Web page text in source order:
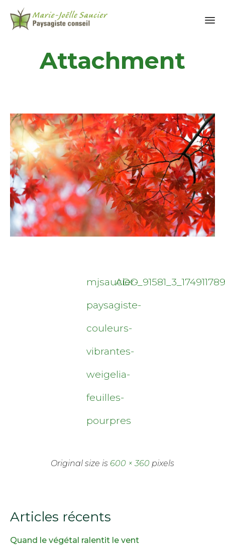
Attachment
mjsaucier-
paysagiste-
couleurs-
vibrantes-
weigelia-
feuilles-
pourpres
Original size is 600 × 360 pixels
Articles récents
Quand le végétal ralentit le vent